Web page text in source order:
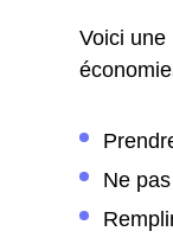
Voici une
Ne